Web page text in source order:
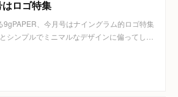
ロゴ特集
、今月号はナイングラム的ロゴ特集
シンプルでミニマルなデザインに偏ってし…